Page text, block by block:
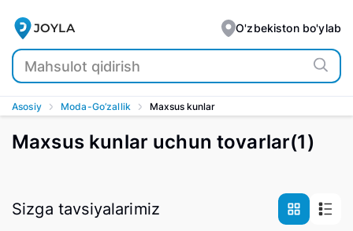
JOYLA O'zbekiston bo'ylab
Asosiy Moda-Go’zallik Maxsus kunlar
Maxsus kunlar uchun tovarlar(1)
Sizga tavsiyalarimiz